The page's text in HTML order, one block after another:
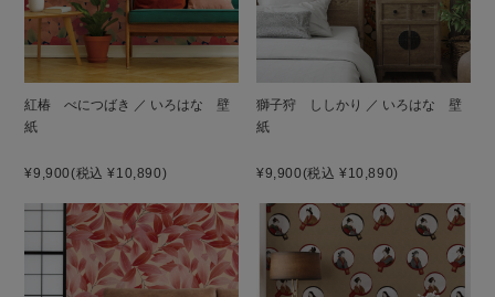
紅椿 べにつばき ／ いろはな 壁
紙
¥9,900(税込 ¥10,890)
獅子狩 ししかり ／ いろはな 壁
紙
¥9,900(税込 ¥10,890)